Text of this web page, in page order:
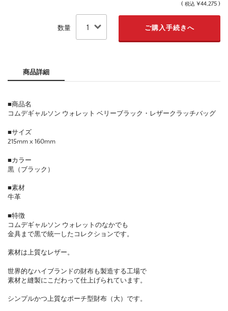
( 税込 ¥44,275 )
数量
商品詳細
■商品名
コムデギャルソン ウォレット ベリーブラック・レザークラッチバッグ
■サイズ
215mm x 160mm
■カラー
黒（ブラック）
■素材
牛革
■特徴
コムデギャルソン ウォレットのなかでも
金具まで黒で統一したコレクションです。
素材は上質なレザー。
世界的なハイブランドの財布も製造する工場で
素材と縫製にこだわって仕上げられています。
シンプルかつ上質なポーチ型財布（大）です。